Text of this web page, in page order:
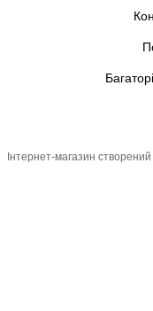
Інтернет-магазин